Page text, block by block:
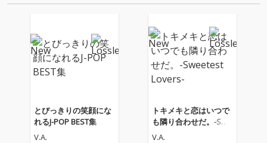
とびっきりの笑顔にな
れるJ-POP BEST集
V.A.
トキメキと恋はいつで
も隣り合わせだ。-Swe
etest Lovers-
V.A.